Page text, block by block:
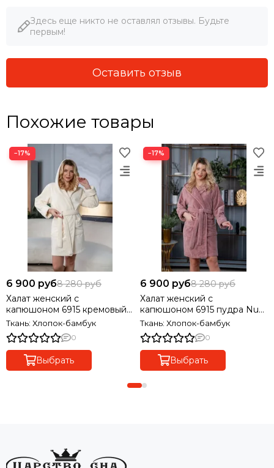
Здесь еще никто не оставлял отзывы. Будьте
первым!
Оставить отзыв
Похожие товары
−17%
6 900 руб8 280 руб
Халат женский с
капюшоном 6915 кремовый
Nusa Турция
Ткань: Хлопок-бамбук
0
Выбрать
−17%
6 900 руб8 280 руб
Халат женский с
капюшоном 6915 пудра Nusa
Турция
Ткань: Хлопок-бамбук
0
Выбрать